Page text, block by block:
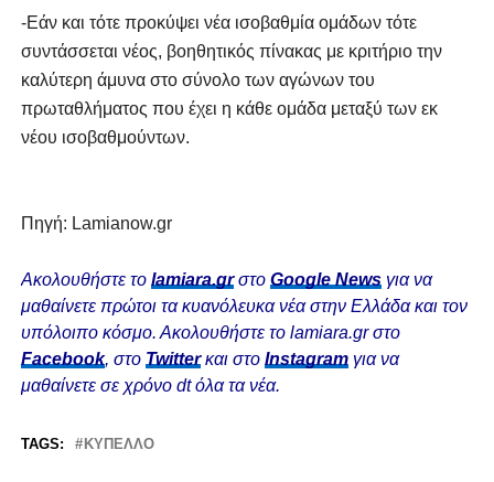
-Εάν και τότε προκύψει νέα ισοβαθμία ομάδων τότε
συντάσσεται νέος, βοηθητικός πίνακας με κριτήριο την
καλύτερη άμυνα στο σύνολο των αγώνων του
πρωταθλήματος που έχει η κάθε ομάδα μεταξύ των εκ
νέου ισοβαθμούντων.
Πηγή: Lamianow.gr
Ακολουθήστε το lamiara.grστο Google Newsγια να
μαθαίνετε πρώτοι τα κυανόλευκα νέα στην Ελλάδα και τον
υπόλοιπο κόσμο. Ακολουθήστε το lamiara.gr στο
Facebook, στο Twitterκαι στο Instagram για να
μαθαίνετε σε χρόνο dt όλα τα νέα.
TAGS: ΚΎΠΕΛΛΟ